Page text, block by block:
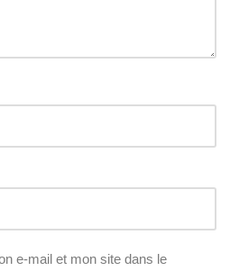
e-mail et mon site dans le